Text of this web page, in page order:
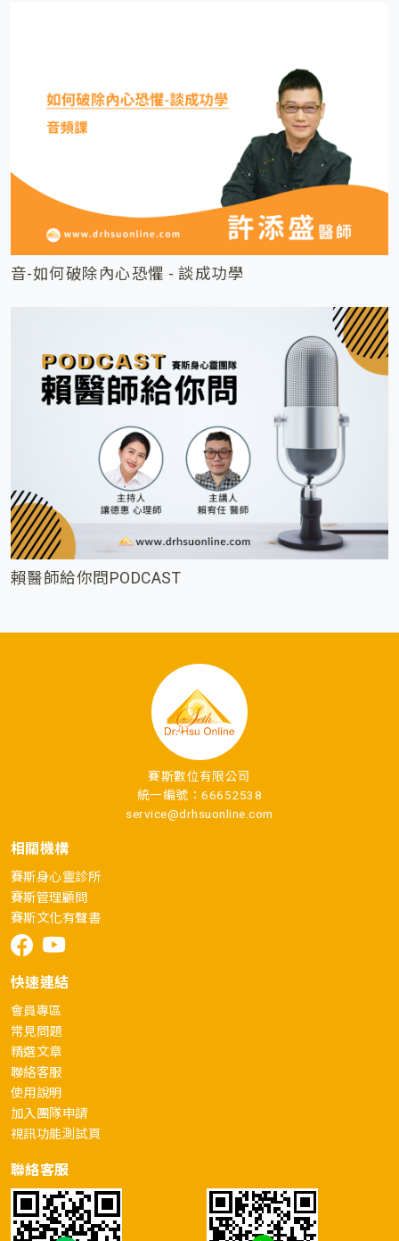
音-如何破除內心恐懼 - 談成功學
賴醫師給你問PODCAST
賽斯數位有限公司
統一編號：66652538
service@drhsuonline.com
相關機構
賽斯身心靈診所
賽斯管理顧問
賽斯文化有聲書
快速連結
會員專區
常見問題
精選文章
聯絡客服
使用說明
加入團隊申請
視訊功能測試頁
聯絡客服